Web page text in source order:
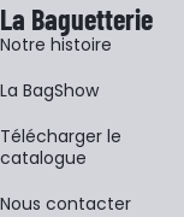
La Baguetterie
Notre histoire
La BagShow
​Télécharger le
catalogue
Nous contacter